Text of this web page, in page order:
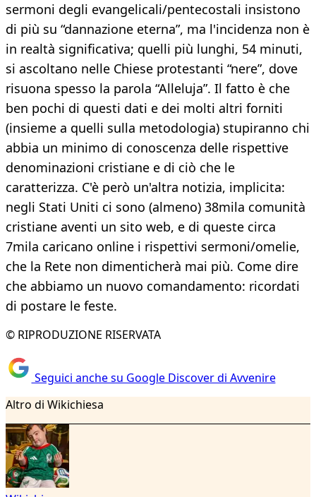
sermoni degli evangelicali/pentecostali insistono
di più su “dannazione eterna”, ma l'incidenza non è
in realtà significativa; quelli più lunghi, 54 minuti,
si ascoltano nelle Chiese protestanti “nere”, dove
risuona spesso la parola “Alleluja”. Il fatto è che
ben pochi di questi dati e dei molti altri forniti
(insieme a quelli sulla metodologia) stupiranno chi
abbia un minimo di conoscenza delle rispettive
denominazioni cristiane e di ciò che le
caratterizza. C'è però un'altra notizia, implicita:
negli Stati Uniti ci sono (almeno) 38mila comunità
cristiane aventi un sito web, e di queste circa
7mila caricano online i rispettivi sermoni/omelie,
che la Rete non dimenticherà mai più. Come dire
che abbiamo un nuovo comandamento: ricordati
di postare le feste.
© RIPRODUZIONE RISERVATA
Seguici anche su Google Discover di Avvenire
Altro di Wikichiesa